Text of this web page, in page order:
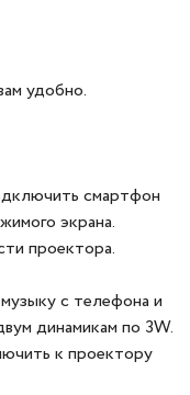
удобно.
смартфон
экрана.
проектора.
с телефона и
динамикам по 3W.
к проектору